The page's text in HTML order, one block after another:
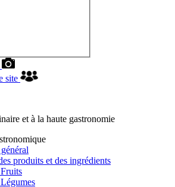
site
et à la haute gastronomie
produits et des ingrédients